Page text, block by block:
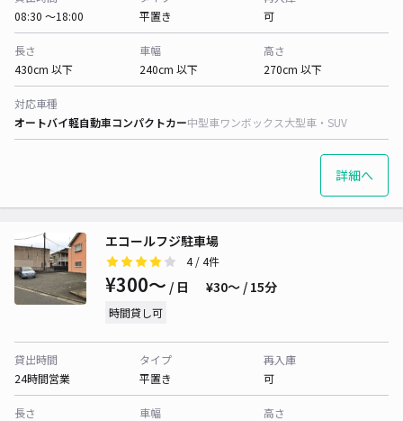
08:30 〜18:00
平置き
可
長さ
430cm 以下
車幅
240cm 以下
高さ
270cm 以下
対応車種
オートバイ軽自動車コンパクトカー中型車ワンボックス大型車・SUV
詳細へ
エコールフジ駐車場
4/ 4件
¥300〜 / 日 ¥30〜 / 15分
時間貸し可
貸出時間
24時間営業
タイプ
平置き
再入庫
可
長さ
車幅
高さ